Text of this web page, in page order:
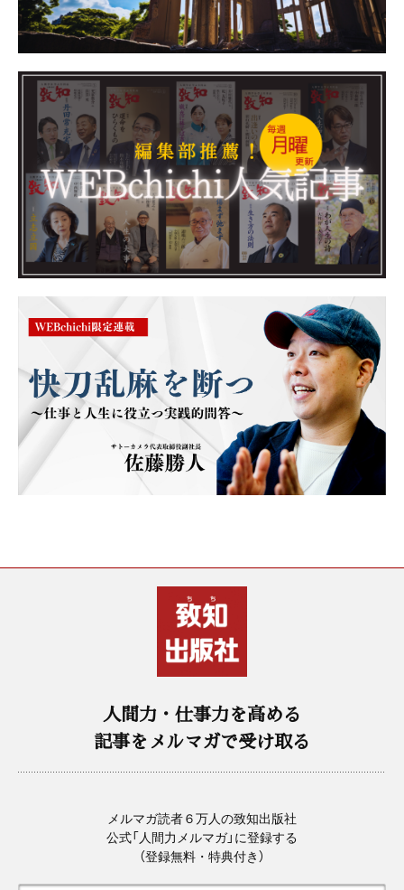
人間力・仕事力を高める
記事をメルマガで受け取る
メルマガ読者６万人の致知出版社
公式「人間力メルマガ」に登録する
（登録無料・特典付き）